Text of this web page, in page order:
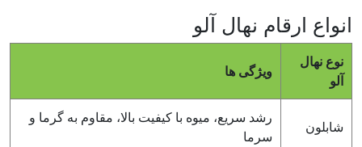
انواع ارقام نهال آلو
نوع نهال
آلو
ویژگی ها
شابلون
رشد سریع، میوه با کیفیت بالا، مقاوم به گرما و
سرما